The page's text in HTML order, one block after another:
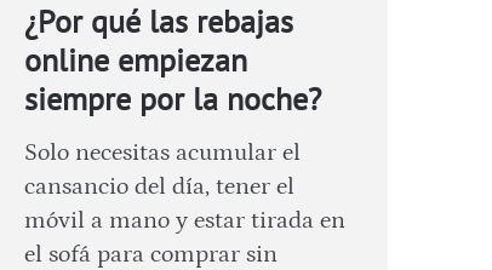
¿Por qué las rebajas
online empiezan
siempre por la noche?
Solo necesitas acumular el
cansancio del día, tener el
móvil a mano y estar tirada en
el sofá para comprar sin